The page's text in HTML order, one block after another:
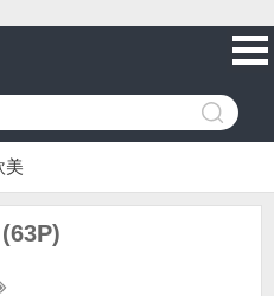
美